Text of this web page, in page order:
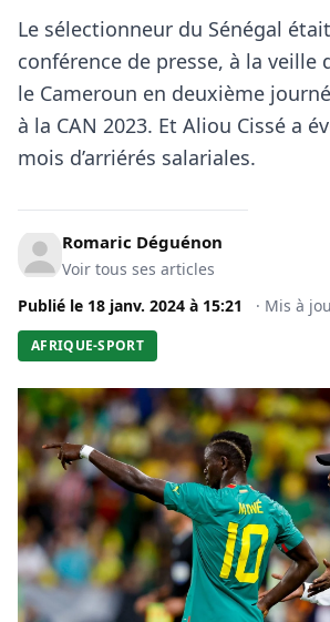
Le sélectionneur du Sénégal
conférence de presse, à la veille
le Cameroun en deuxième
à la CAN 2023. Et Aliou Cissé a
mois d’arriérés salariales.
Romaric Déguénon
Voir tous ses articles
Publié le 18 janv. 2024 à 15:21 · Mis à
AFRIQUE-SPORT